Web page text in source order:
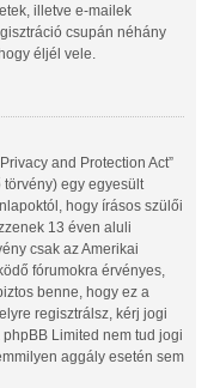
illetve e-mailek
csupán néhány
éljél vele.
and Protection Act”
egy egyesült
hogy írásos szülői
13 éven aluli
csak az Amerikai
fórumokra érvényes,
benne, hogy ez a
regisztrálsz, kérj jogi
Limited nem tud jogi
aggály esetén sem